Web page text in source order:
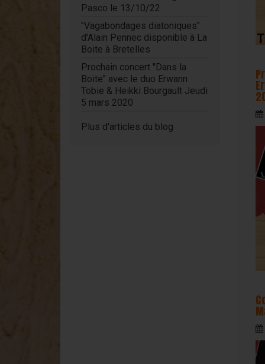
Pasco le 13/10/22
"Vagabondages diatoniques"
d'Alain Pennec disponible à La
Boite à Bretelles
Prochain concert "Dans la
Boite" avec le duo Erwann
Tobie & Heikki Bourgault Jeudi
5 mars 2020
Plus d'articles du blog